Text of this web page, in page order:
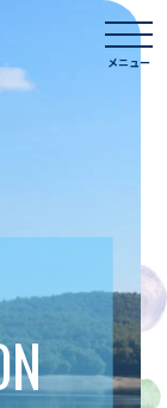
メニュー